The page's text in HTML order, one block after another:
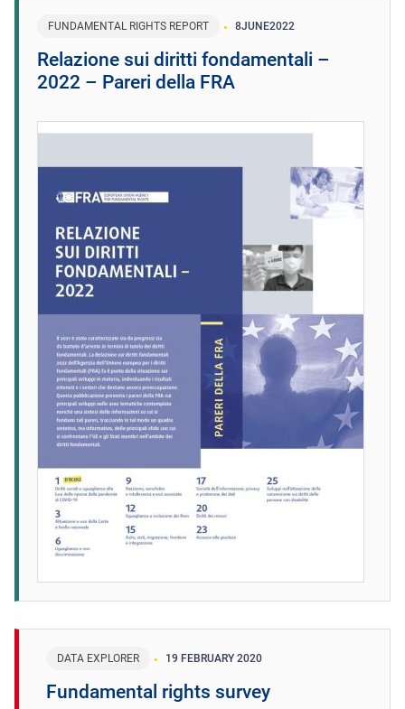
FUNDAMENTAL RIGHTS REPORT 8JUNE2022
Relazione sui diritti fondamentali –
2022 – Pareri della FRA
DATA EXPLORER 19 FEBRUARY 2020
Fundamental rights survey